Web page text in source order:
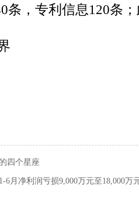
条，专利信息120条
四个星座
6月净利润亏损9,000万元至18,000万